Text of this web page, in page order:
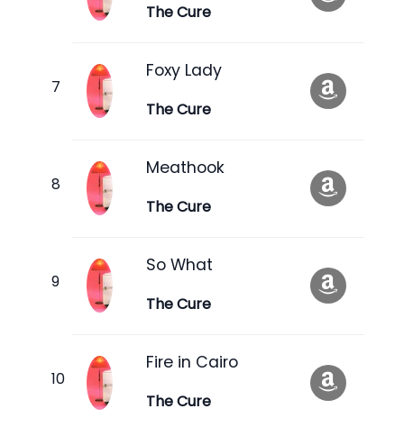
The Cure
Foxy Lady
The Cure
Meathook
The Cure
So What
The Cure
Fire in Cairo
The Cure